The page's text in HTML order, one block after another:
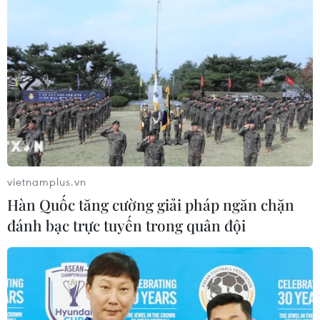
nghiệm trong phát triển sản xuất nông nghiệp
chất lượng cao theo mô hình Nhật Bản./.
(TTXVN/Vietnam+)
vietnamplus.vn
Hàn Quốc tăng cường giải pháp ngăn chặn
đánh bạc trực tuyến trong quân đội